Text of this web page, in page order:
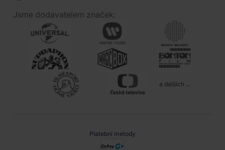
Jsme dodavatelem značek:
a dalších ...
Platební metody